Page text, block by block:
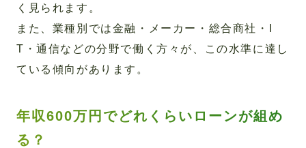
く見られます。
また、業種別では金融・メーカー・総合商社・I
T・通信などの分野で働く方々が、この水準に達し
ている傾向があります。
年収600万円でどれくらいローンが組め
る？